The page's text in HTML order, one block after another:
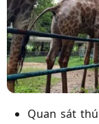
Quan sát